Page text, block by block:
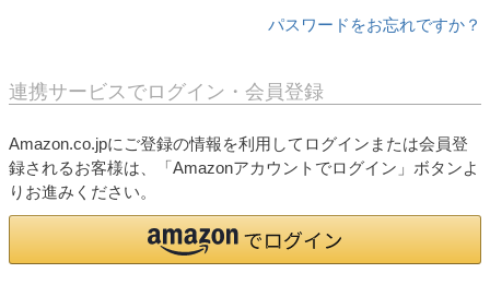
パスワードをお忘れですか？
連携サービスでログイン・会員登録
Amazon.co.jpにご登録の情報を利用してログインまたは会員登
録されるお客様は、「Amazonアカウントでログイン」ボタンよ
りお進みください。